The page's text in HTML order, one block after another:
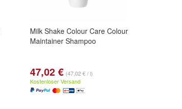
Milk Shake Colour Care Colour
Maintainer Shampoo
47,02 € (47,02 € / l)
Kostenloser Versand